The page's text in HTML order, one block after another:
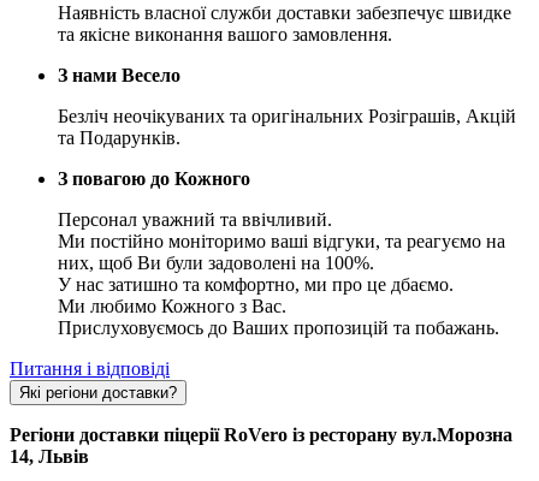
Наявність власної служби доставки забезпечує швидке
та якісне виконання вашого замовлення.
З нами Весело
Безліч неочікуваних та оригінальних Розіграшів, Акцій
та Подарунків.
З повагою до Кожного
Персонал уважний та ввічливий.
Ми постійно моніторимо ваші відгуки, та реагуємо на
них, щоб Ви були задоволені на 100%.
У нас затишно та комфортно, ми про це дбаємо.
Ми любимо Кожного з Вас.
Прислуховуємось до Ваших пропозицій та побажань.
Питання і відповіді
Які регіони доставки?
Регіони доставки піцерії RoVero із ресторану вул.Морозна
14, Львів